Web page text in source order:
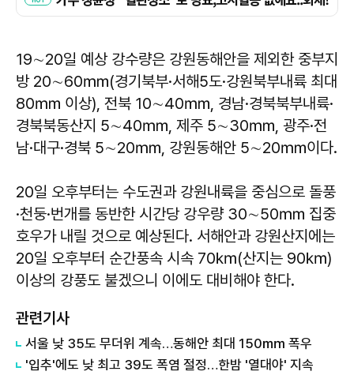
19∼20일 예상 강수량은 강원동해안을 제외한 중부지
방 20∼60㎜(경기북부·서해5도·강원북부내륙 최대
80㎜ 이상), 전북 10∼40㎜, 경남·경북북부내륙·
경북북동산지 5∼40㎜, 제주 5∼30㎜, 광주·전
남·대구·경북 5∼20㎜, 강원동해안 5∼20㎜이다.
20일 오후부터는 수도권과 강원내륙을 중심으로 돌풍
·천둥·번개를 동반한 시간당 강우량 30∼50㎜ 집중
호우가 내릴 것으로 예상된다. 서해안과 강원산지에는
20일 오후부터 순간풍속 시속 70㎞(산지는 90㎞)
이상의 강풍도 불겠으니 이에도 대비해야 한다.
관련기사
서울 낮 35도 무더위 계속…동해안 최대 150㎜ 폭우
'입추'에도 낮 최고 39도 폭염 절정…한밤 '열대야' 지속